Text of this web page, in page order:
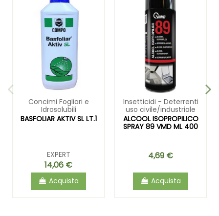
Concimi Fogliari e
Idrosolubili
BASFOLIAR AKTIV SL LT.1
EXPERT
14,06 €
Acquista
Insetticidi - Deterrenti
uso civile/industriale
ALCOOL ISOPROPILICO
SPRAY 89 VMD ML 400
4,69 €
Acquista